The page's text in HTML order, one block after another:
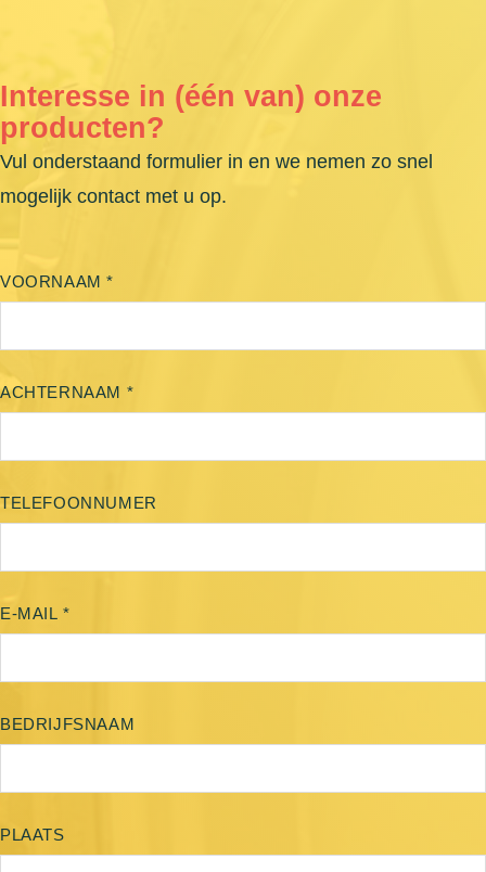
Interesse in (één van) onze
producten?
Vul onderstaand formulier in en we nemen zo snel
mogelijk contact met u op.